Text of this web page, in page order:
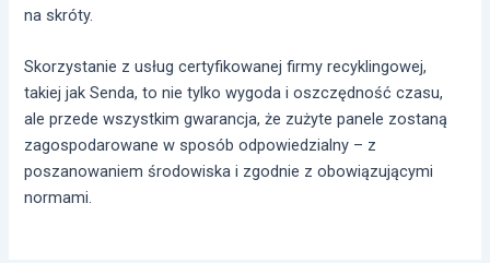
na skróty.
Skorzystanie z usług certyfikowanej firmy recyklingowej,
takiej jak Senda, to nie tylko wygoda i oszczędność czasu,
ale przede wszystkim gwarancja, że zużyte panele zostaną
zagospodarowane w sposób odpowiedzialny – z
poszanowaniem środowiska i zgodnie z obowiązującymi
normami.